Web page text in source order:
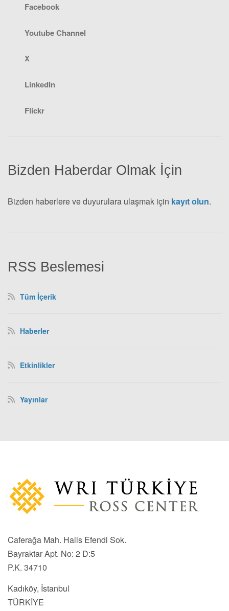
RSS Beslemesi
Tüm İçerik
Haberler
Etkinlikler
Yayınlar
Bizden Haberdar Olmak İçin
Bizden haberlere ve duyurulara ulaşmak için kayıt olun.
Facebook
Youtube Channel
X
LinkedIn
Flickr
Caferağa Mah. Halis Efendi Sok.
Bayraktar Apt. No: 2 D:5
P.K. 34710
Kadıköy, İstanbul
TÜRKİYE